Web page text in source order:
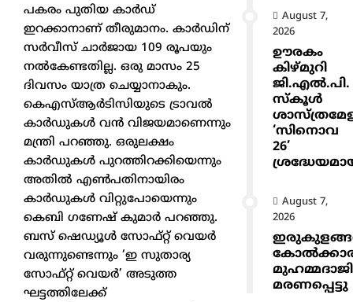
പകരം പുതിയ കാര്‍ഡ്
ഇറക്കാനാണ് തീരുമാനം. കാര്‍ഡിന്
സര്‍വീസ് ചാര്‍ജായ 109 രൂപയും
നല്‍കേണ്ടതില്ല. ഒരു മാസം 25
ദിവസം യാത്ര ചെയ്യാനാകും.
കെഎസ്ആര്‍ടിസിയുടെ ട്രാവല്‍
കാര്‍ഡുകള്‍ വന്‍ വിജയമാണെന്നും
മന്ത്രി പറഞ്ഞു. ഒരുലക്ഷം
കാര്‍ഡുകള്‍ പുറത്തിറക്കിയെന്നും
അതില്‍ എണ്‍പതിനായിരം
കാര്‍ഡുകള്‍ വിറ്റുപോയെന്നും
കെബി ഗണേഷ് കുമാര്‍ പറഞ്ഞു.
ബസ് ഷെഡ്യൂള്‍ സോഫ്റ്റ് വെയര്‍
വരുന്നുണ്ടെന്നും ‘ഇ സുതാര്യ
സോഫ്റ്റ് വെയര്‍’ അടുത്ത
ഘട്ടത്തിലേക്ക്
August 7,
2026
ഊരകം
കിഴ്മുറി
ജി.എൽ.പി.
സ്കൂൾ
‘സിനൊവ
26’
August 7,
2026
മുഹമ്മദാജി
മരണപ്പെട്ടു